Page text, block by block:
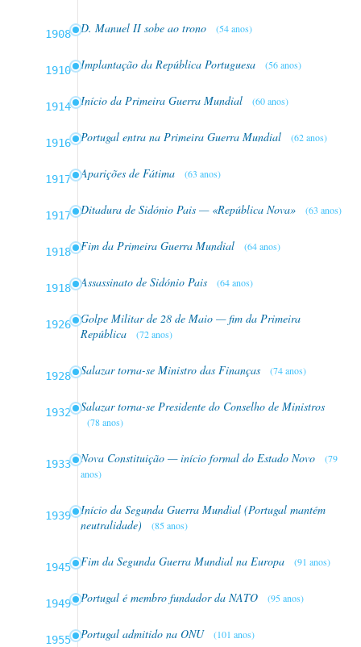
1908 D. Manuel II sobe ao trono (54 anos)
1910 Implantação da República Portuguesa (56 anos)
1914 Início da Primeira Guerra Mundial (60 anos)
1916 Portugal entra na Primeira Guerra Mundial (62 anos)
1917 Aparições de Fátima (63 anos)
1917 Ditadura de Sidónio Pais — «República Nova» (63 anos)
1918 Fim da Primeira Guerra Mundial (64 anos)
1918 Assassinato de Sidónio Pais (64 anos)
1926
Golpe Militar de 28 de Maio — fim da Primeira
República
(72 anos)
1928 Salazar torna-se Ministro das Finanças (74 anos)
1932 Salazar torna-se Presidente do Conselho de Ministros
(78 anos)
1933 Nova Constituição — início formal do Estado Novo
(79
anos)
1939
Início da Segunda Guerra Mundial (Portugal mantém
neutralidade)
(85 anos)
1945 Fim da Segunda Guerra Mundial na Europa (91 anos)
1949 Portugal é membro fundador da NATO (95 anos)
1955 Portugal admitido na ONU (101 anos)